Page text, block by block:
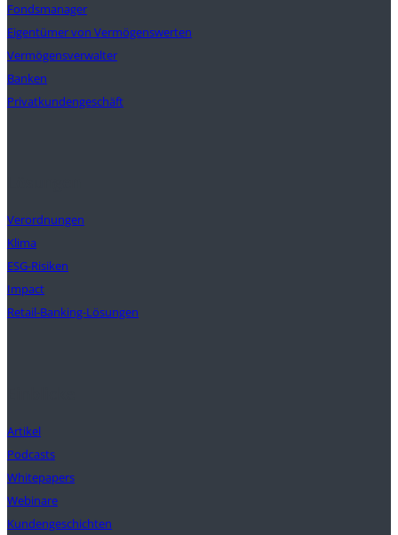
Fondsmanager
Eigentümer von Vermögenswerten
Vermögensverwalter
Banken
Privatkundengeschäft
Verordnungen
Klima
ESG-Risiken
Impact
Retail-Banking-Lösungen
Artikel
Podcasts
Whitepapers
Webinare
Kundengeschichten